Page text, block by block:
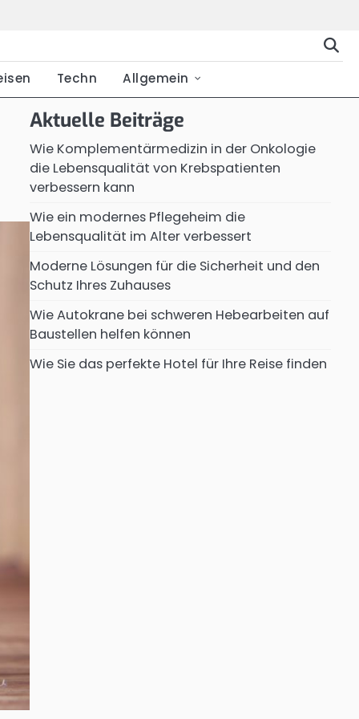
Techn Allgemein
Aktuelle Beiträge
Wie Komplementärmedizin in der Onkologie
die Lebensqualität von Krebspatienten
verbessern kann
Wie ein modernes Pflegeheim die
Lebensqualität im Alter verbessert
Moderne Lösungen für die Sicherheit und den
Schutz Ihres Zuhauses
Wie Autokrane bei schweren Hebearbeiten auf
Baustellen helfen können
Wie Sie das perfekte Hotel für Ihre Reise finden